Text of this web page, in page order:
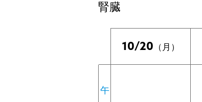
腎臓
10/20 （月）
午